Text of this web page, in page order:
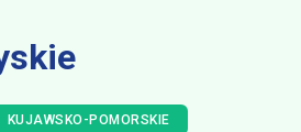
KUJAWSKO-POMORSKIE